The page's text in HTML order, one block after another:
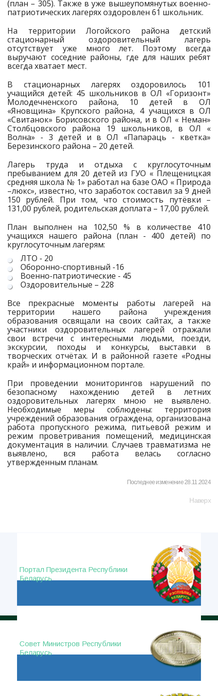
(план – 305). Также в уже вышеупомянутых военно-
патриотических лагерях оздоровлен 61 школьник.
На территории Логойского района детский
стационарный оздоровительный лагерь
отсутствует уже много лет. Поэтому всегда
выручают соседние районы, где для наших ребят
всегда хватает мест.
В стационарных лагерях оздоровилось 101
учащийся детей: 45 школьников в ОЛ «Горизонт»
Молодечненского района, 10 детей в ОЛ
«Яновщина» Крупского района, 4 учащихся в ОЛ
«Свитанок» Борисовского района, и в ОЛ « Неман»
Столбцовского района 19 школьников, в ОЛ «
Волна» - 3 детей и в ОЛ «Папараць - кветка»
Березинского района – 20 детей.
Лагерь труда и отдыха с круглосуточным
пребыванием для 20 детей из ГУО « Плещеницкая
средняя школа № 1» работал на базе ОАО « Природа
–люкс», известно, что заработок составил за 9 дней
150 рублей. При том, что стоимость путёвки –
131,00 рублей, родительская доплата – 17,00 рублей.
План выполнен на 102,50 % в количестве 410
учащихся нашего района (план - 400 детей) по
круглосуточным лагерям:
ЛТО - 20
Оборонно-спортивный -16
Военно-патриотические - 45
Оздоровительные – 228
Все прекрасные моменты работы лагерей на
территории нашего района учреждения
образования освящали на своих сайтах, а также
участники оздоровительных лагерей отражали
свои встречи с интересными людьми, поезди,
экскурсии, походы и конкурсы, выставки в
творческих отчётах. И в районной газете «Родны
край» и информационном портале.
При проведении мониторингов нарушений по
безопасному нахождению детей в летних
оздоровительных лагерях мною не выявлено.
Необходимые меры соблюдены: территория
учреждений образования ограждена, организована
работа пропускного режима, питьевой режим и
режим проветривания помещений, медицинская
документация в наличии. Случаев травматизма не
выявлено, вся работа велась согласно
утвержденным планам.
Последнее изменение 28.11.2024
Наверх
Портал Президента Республики
Беларусь
Совет Министров Республики
Беларусь